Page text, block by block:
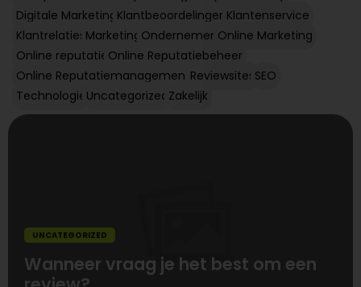
Digitale Marketing Klantbeoordelingen Klantenservice
Klantrelaties Marketing Ondernemen Online Marketing
Online reputatie Online Reputatiebeheer
Online Reputatiemanagement Reviewsites SEO
Technologie Uncategorized Zakelijk
UNCATEGORIZED
Wanneer vraag je het best om een